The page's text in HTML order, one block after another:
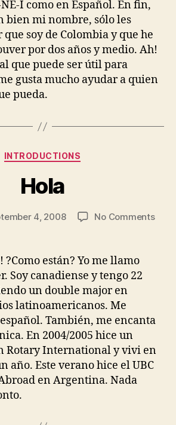
I como en Español. En fin,
bien mi nombre, sólo les
que soy de Colombia y que he
por dos años y medio. Ah!
que puede ser útil para
gusta mucho ayudar a quien
pueda.
Categories
INTRODUCTIONS
Hola
4, 2008 No Commentson
?Como están? Yo me llamo
Soy canadiense y tengo 22
un double majoren
latinoamericanos. Me
También, me encanta
En 2004/2005 hice un
Rotary Internationaly vivi en
año. Este verano hice elUBC
en Argentina. Nada